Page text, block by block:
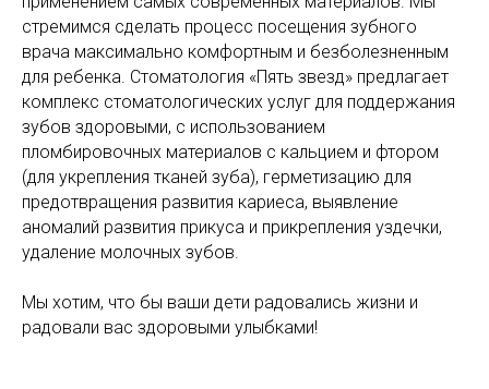
стремимся сделать процесс посещения зубного
врача максимально комфортным и безболезненным
для ребенка. Стоматология «Пять звезд» предлагает
комплекс стоматологических услуг для поддержания
зубов здоровыми, с использованием
пломбировочных материалов с кальцием и фтором
(для укрепления тканей зуба), герметизацию для
предотвращения развития кариеса, выявление
аномалий развития прикуса и прикрепления уздечки,
удаление молочных зубов.
Мы хотим, что бы ваши дети радовались жизни и
радовали вас здоровыми улыбками!